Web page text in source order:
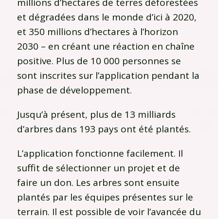
et dégradées dans le monde d’ici à 2020,
et 350 millions d’hectares à l’horizon
2030 – en créant une réaction en chaîne
positive. Plus de 10 000 personnes se
sont inscrites sur l’application pendant la
phase de développement.
Jusqu’à présent, plus de 13 milliards
d’arbres dans 193 pays ont été plantés.
L’application fonctionne facilement. Il
suffit de sélectionner un projet et de
faire un don. Les arbres sont ensuite
plantés par les équipes présentes sur le
terrain. Il est possible de voir l’avancée du